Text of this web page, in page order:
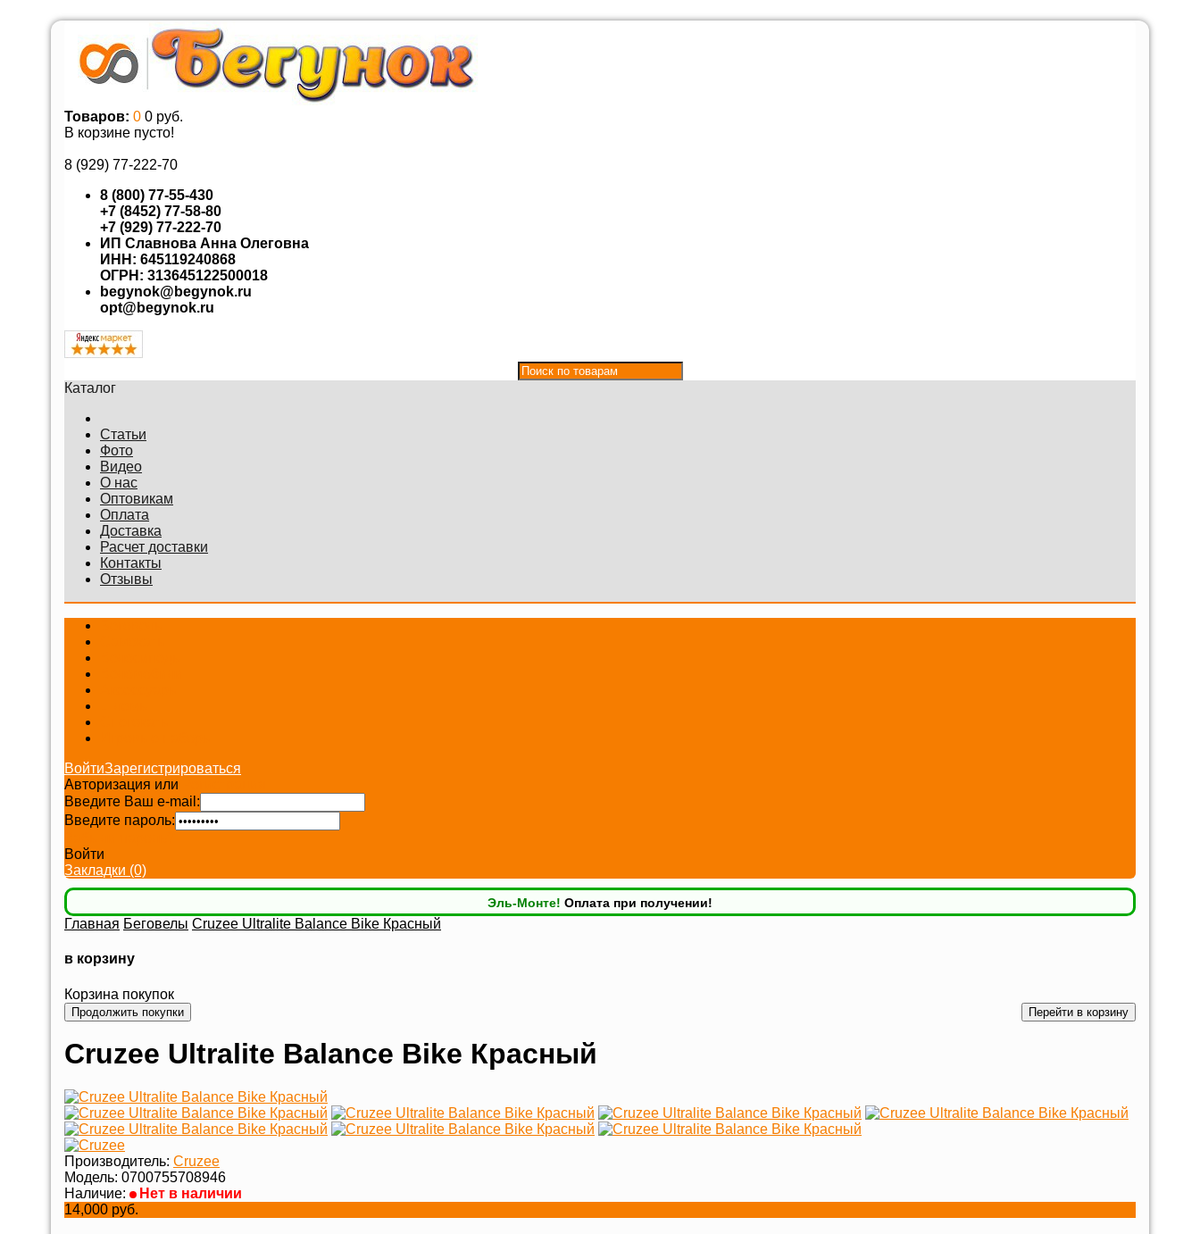
Товаров: 0 0 руб.
В корзине пусто!
8 (929) 77-222-70
8 (800) 77-55-430
+7 (8452) 77-58-80
+7 (929) 77-222-70
ИП Славнова Анна Олеговна
ИНН: 645119240868
ОГРН: 313645122500018
begynok@begynok.ru
opt@begynok.ru
Каталог
Статьи
Фото
Видео
О нас
Оптовикам
Оплата
Доставка
Расчет доставки
Контакты
Отзывы
ВойтиЗарегистрироваться
Авторизация или
Введите Ваш e-mail:
Введите пароль:
Войти
Закладки (0)
Эль-Монте! Оплата при получении!
Главная Беговелы Cruzee Ultralite Balance Bike Красный
в корзину
Корзина покупок
Перейти в корзину
Продолжить покупки
Cruzee Ultralite Balance Bike Красный
Производитель: Cruzee
Модель: 0700755708946
Наличие:
Нет в наличии
14,000 руб.